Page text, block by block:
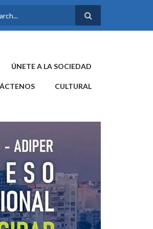
DE
ÚNETE A LA SOCIEDAD
CULTURAL